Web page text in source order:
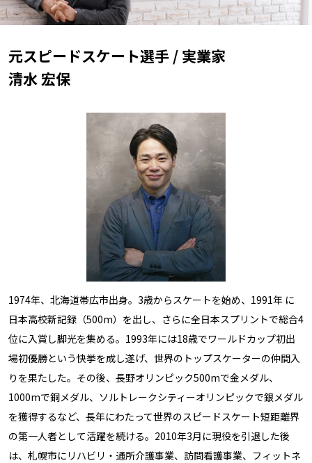
元スピードスケート選手 / 実業家
清水 宏保
1974年、北海道帯広市出身。3歳からスケートを始め、1991年 に
日本高校新記録（500m）を出し、さらに全日本スプリントで総合4
位に入賞し脚光を集める。1993年には18歳でワールドカップ初出
場初優勝という快挙を成し遂げ、世界のトップスケーターの仲間入
りを果たした。その後、長野オリンピック500mで金メダル、
1000mで銅メダル、ソルトレークシティーオリンピックで銀メダル
を獲得するなど、長年にわたって世界のスピードスケート短距離界
の第一人者として活躍を続ける。2010年3月に現役を引退した後
は、札幌市にリハビリ・通所介護事業、訪問看護事業、フィットネ